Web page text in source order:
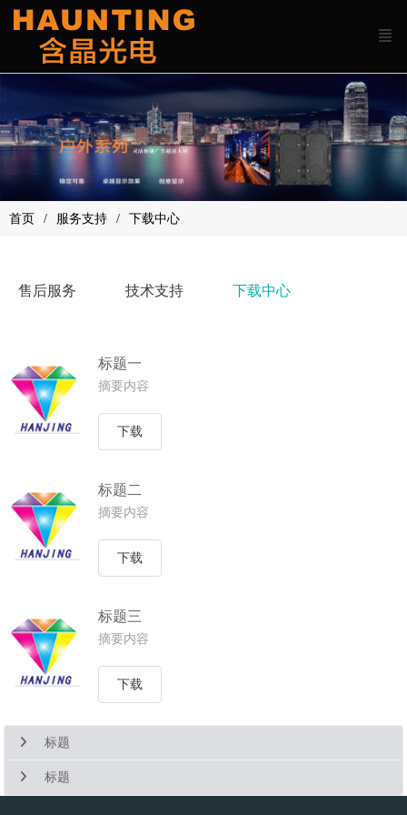
首页 服务支持 下载中心
售后服务 技术支持 下载中心
标题一
摘要内容
下载
标题二
摘要内容
下载
标题三
摘要内容
下载
标题
标题